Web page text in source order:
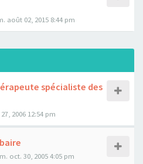
août 02, 2015 8:44 pm
spécialiste des
2006 12:54 pm
oct. 30, 2005 4:05 pm